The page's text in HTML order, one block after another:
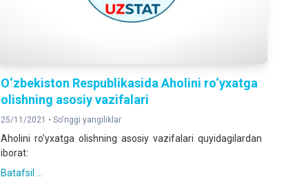
O‘zbekiston Respublikasida Аholini ro‘yxatga
olishning asosiy vazifalari
25/11/2021 •So'nggi yangiliklar
Аholini roʼyxatga olishning asosiy vazifalari quyidagilardan
iborat:
Batafsil ...